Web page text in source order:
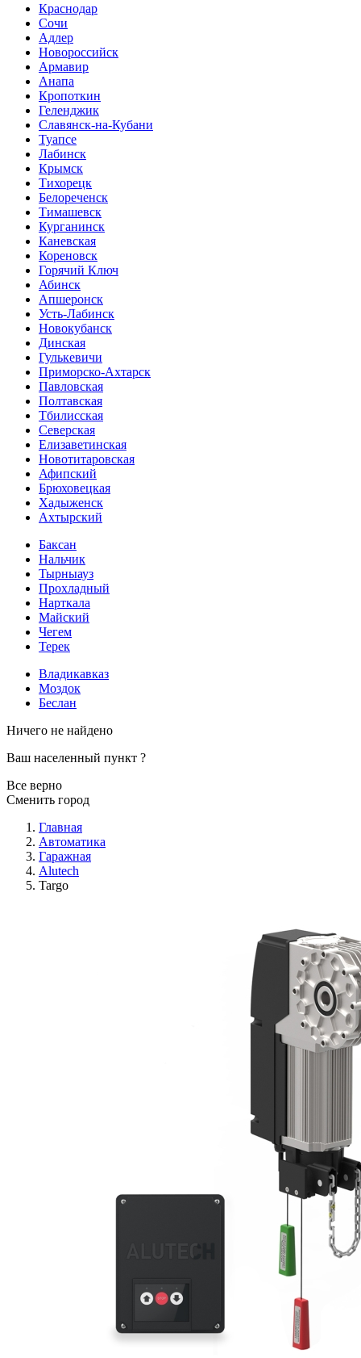
Краснодар
Сочи
Адлер
Новороссийск
Армавир
Анапа
Кропоткин
Геленджик
Славянск-на-Кубани
Туапсе
Лабинск
Крымск
Тихорецк
Белореченск
Тимашевск
Курганинск
Каневская
Кореновск
Горячий Ключ
Абинск
Апшеронск
Усть-Лабинск
Новокубанск
Динская
Гулькевичи
Приморско-Ахтарск
Павловская
Полтавская
Тбилисская
Северская
Елизаветинская
Новотитаровская
Афипский
Брюховецкая
Хадыженск
Ахтырский
Баксан
Нальчик
Тырныауз
Прохладный
Нарткала
Майский
Чегем
Терек
Владикавказ
Моздок
Беслан
Ничего не найдено
Ваш населенный пункт ?
Все верно
Сменить город
Главная
Автоматика
Гаражная
Alutech
Targo